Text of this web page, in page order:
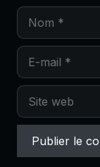
Nom
E-
mail
Site
web